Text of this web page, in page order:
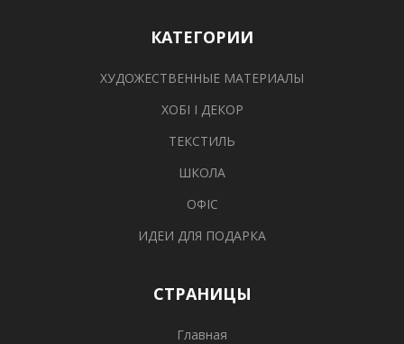
КАТЕГОРИИ
ХУДОЖЕСТВЕННЫЕ МАТЕРИАЛЫ
ХОБІ І ДЕКОР
ТЕКСТИЛЬ
ШКОЛА
ОФІС
ИДЕИ ДЛЯ ПОДАРКА
СТРАНИЦЫ
Главная